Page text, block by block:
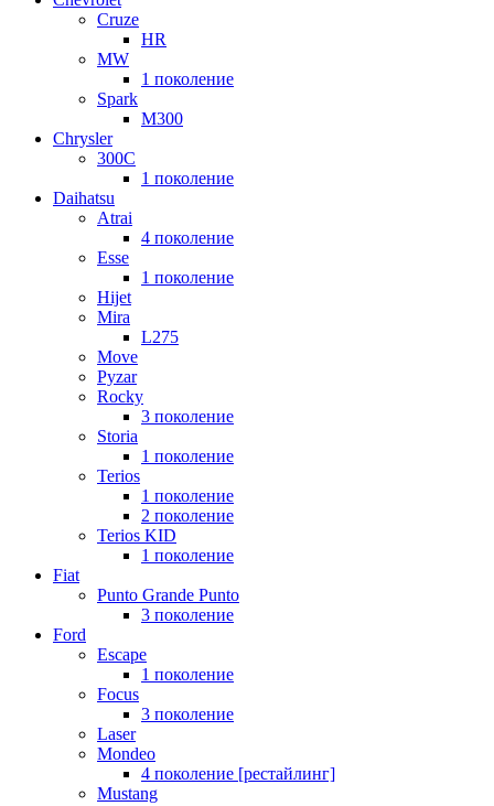
Cruze
HR
MW
1 поколение
Spark
M300
Chrysler
300C
1 поколение
Daihatsu
Atrai
4 поколение
Esse
1 поколение
Hijet
Mira
L275
Move
Pyzar
Rocky
3 поколение
Storia
1 поколение
Terios
1 поколение
2 поколение
Terios KID
1 поколение
Fiat
Punto Grande Punto
3 поколение
Ford
Escape
1 поколение
Focus
3 поколение
Laser
Mondeo
4 поколение [рестайлинг]
Mustang